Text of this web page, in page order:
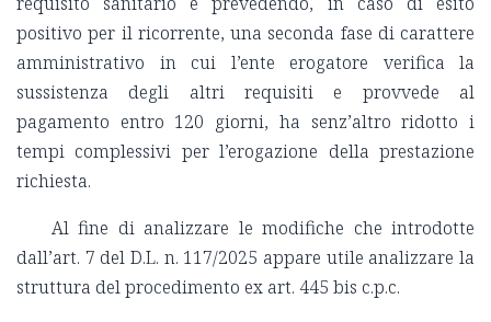
positivo per il ricorrente, una seconda fase di carattere
amministrativo in cui l’ente erogatore verifica la
sussistenza degli altri requisiti e provvede al
pagamento entro 120 giorni, ha senz’altro ridotto i
tempi complessivi per l’erogazione della prestazione
richiesta.
Al fine di analizzare le modifiche che introdotte
dall’art. 7 del D.L. n. 117/2025 appare utile analizzare la
struttura del procedimento ex art. 445 bis c.p.c.